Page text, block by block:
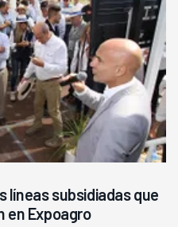
líneas subsidiadas que
en Expoagro